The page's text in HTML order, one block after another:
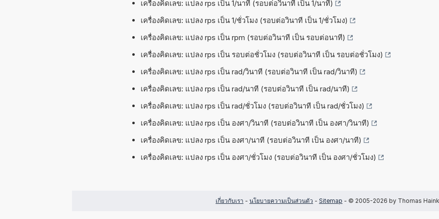
เครื่องคิดเลข: แปลง rps เป็น 1/นาที (รอบต่อวินาที เป็น 1/นาที)
เครื่องคิดเลข: แปลง rps เป็น 1/ชั่วโมง (รอบต่อวินาที เป็น 1/ชั่วโมง)
เครื่องคิดเลข: แปลง rps เป็น rpm (รอบต่อวินาที เป็น รอบต่อนาที)
เครื่องคิดเลข: แปลง rps เป็น รอบต่อชั่วโมง (รอบต่อวินาที เป็น รอบต่อชั่วโมง)
เครื่องคิดเลข: แปลง rps เป็น rad/วินาที (รอบต่อวินาที เป็น rad/วินาที)
เครื่องคิดเลข: แปลง rps เป็น rad/นาที (รอบต่อวินาที เป็น rad/นาที)
เครื่องคิดเลข: แปลง rps เป็น rad/ชั่วโมง (รอบต่อวินาที เป็น rad/ชั่วโมง)
เครื่องคิดเลข: แปลง rps เป็น องศา/วินาที (รอบต่อวินาที เป็น องศา/วินาที)
เครื่องคิดเลข: แปลง rps เป็น องศา/นาที (รอบต่อวินาที เป็น องศา/นาที)
เครื่องคิดเลข: แปลง rps เป็น องศา/ชั่วโมง (รอบต่อวินาที เป็น องศา/ชั่วโมง)
เกี่ยวกับเรา - นโยบายความเป็นส่วนตัว - Sitemap - © 2005-2026 by Thomas